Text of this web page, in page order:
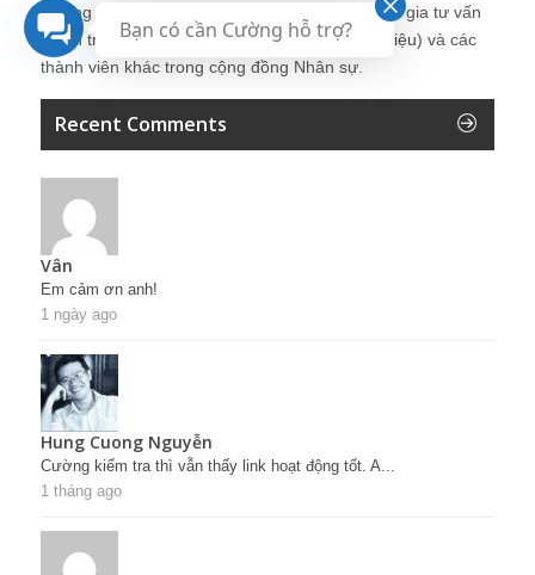
Những bài viết tại blog được chia sẻ bởi chuyên gia tư vấn
Quản trị Nhân sự Nguyễn Hùng Cường (giới thiệu) và các
thành viên khác trong cộng đồng Nhân sự.
Recent Comments
Vân
Em cảm ơn anh!
1 ngày ago
Hung Cuong Nguyễn
Cường kiểm tra thì vẫn thấy link hoạt động tốt. A...
1 tháng ago
Bạn có cần Cường hỗ trợ?